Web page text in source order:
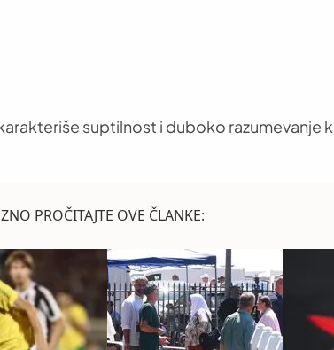
suptilnost i duboko razumevanje
PROČITAJTE OVE ČLANKE: